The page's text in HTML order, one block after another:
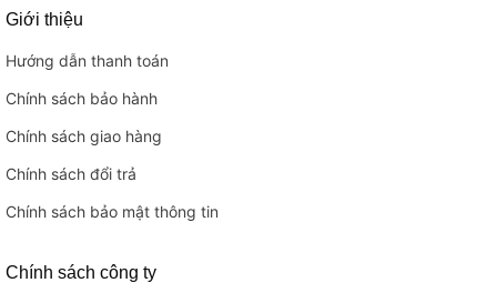
Giới thiệu
Hướng dẫn thanh toán
Chính sách bảo hành
Chính sách giao hàng
Chính sách đổi trả
Chính sách bảo mật thông tin
Chính sách công ty